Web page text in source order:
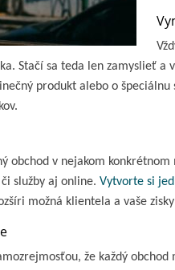
Stačí sa teda len zamyslieť a
produkt alebo o
obchod v nejakom
služby aj online. Vytvorte si
možná klientela a vaše
že každý